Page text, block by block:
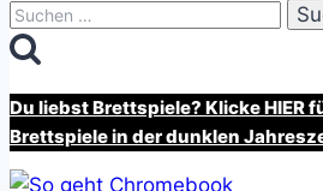
Suchen
nach:
Du liebst Brettspiele? Klicke HIER
Brettspiele in der dunklen